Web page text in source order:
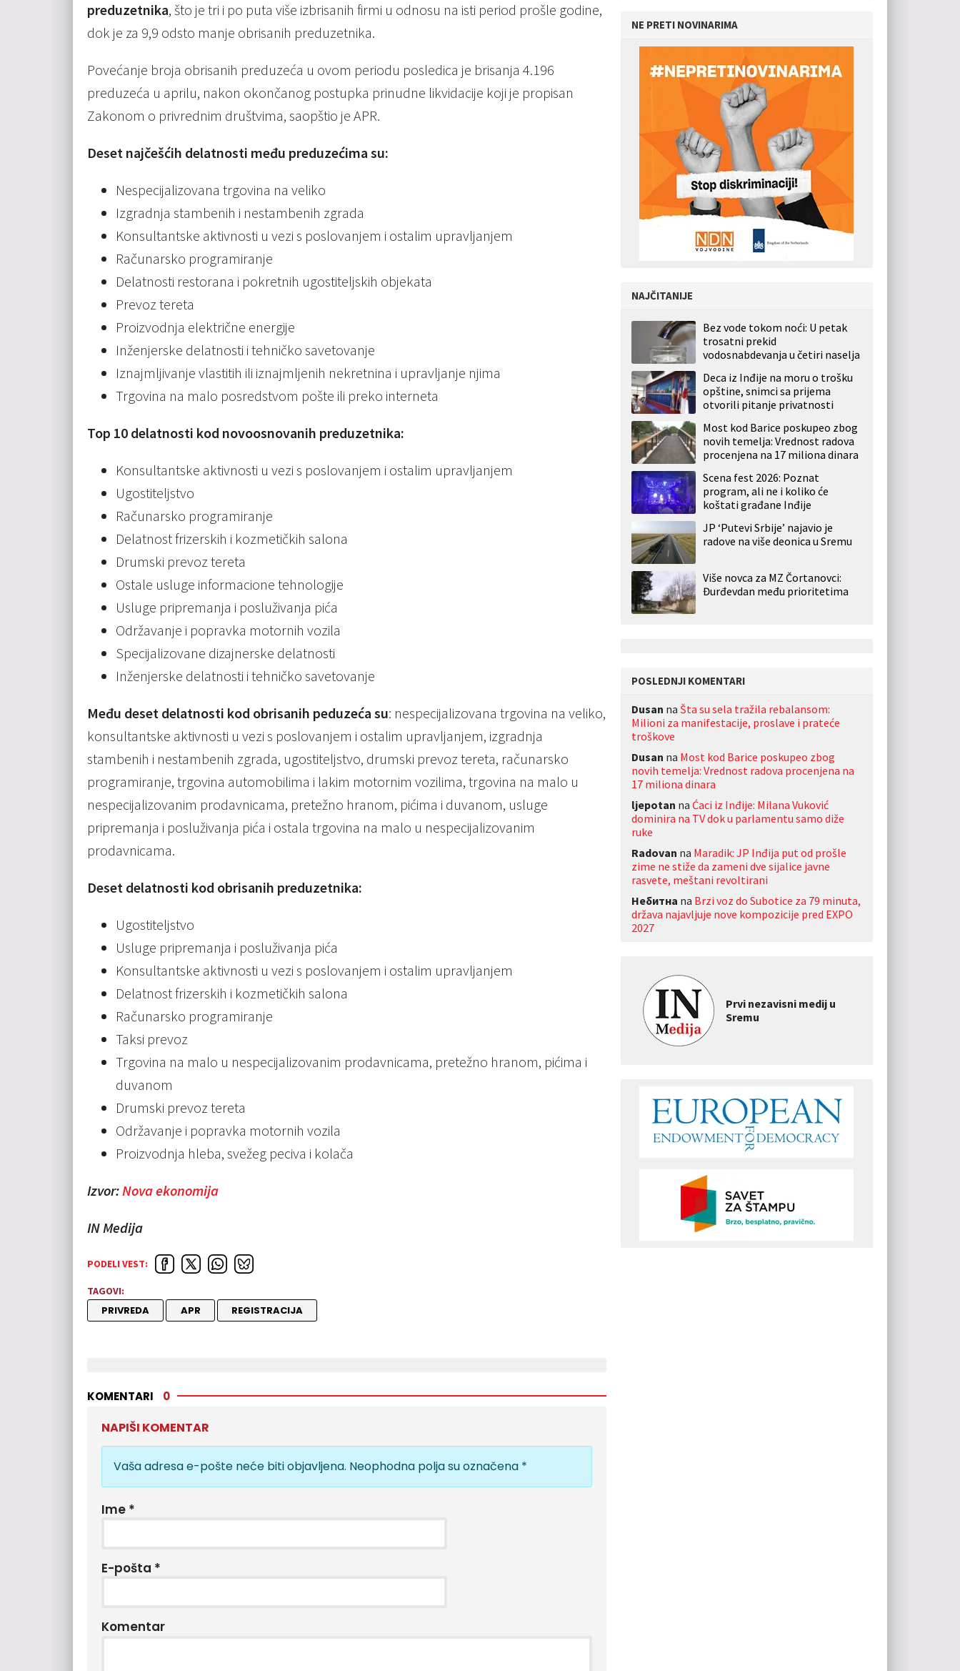
preduzetnika, što je tri i po puta više izbrisanih firmi u odnosu na isti period prošle godine,
dok je za 9,9 odsto manje obrisanih preduzetnika.
Povećanje broja obrisanih preduzeća u ovom periodu posledica je brisanja 4.196
preduzeća u aprilu, nakon okončanog postupka prinudne likvidacije koji je propisan
Zakonom o privrednim društvima, saopštio je APR.
Deset najčešćih delatnosti među preduzećima su:
Nespecijalizovana trgovina na veliko
Izgradnja stambenih i nestambenih zgrada
Konsultantske aktivnosti u vezi s poslovanjem i ostalim upravljanjem
Računarsko programiranje
Delatnosti restorana i pokretnih ugostiteljskih objekata
Prevoz tereta
Proizvodnja električne energije
Inženjerske delatnosti i tehničko savetovanje
Iznajmljivanje vlastitih ili iznajmljenih nekretnina i upravljanje njima
Trgovina na malo posredstvom pošte ili preko interneta
Top 10 delatnosti kod novoosnovanih preduzetnika:
Konsultantske aktivnosti u vezi s poslovanjem i ostalim upravljanjem
Ugostiteljstvo
Računarsko programiranje
Delatnost frizerskih i kozmetičkih salona
Drumski prevoz tereta
Ostale usluge informacione tehnologije
Usluge pripremanja i posluživanja pića
Održavanje i popravka motornih vozila
Specijalizovane dizajnerske delatnosti
Inženjerske delatnosti i tehničko savetovanje
Među deset delatnosti kod obrisanih peduzeća su: nespecijalizovana trgovina na veliko,
konsultantske aktivnosti u vezi s poslovanjem i ostalim upravljanjem, izgradnja
stambenih i nestambenih zgrada, ugostiteljstvo, drumski prevoz tereta, računarsko
programiranje, trgovina automobilima i lakim motornim vozilima, trgovina na malo u
nespecijalizovanim prodavnicama, pretežno hranom, pićima i duvanom, usluge
pripremanja i posluživanja pića i ostala trgovina na malo u nespecijalizovanim
prodavnicama.
Deset delatnosti kod obrisanih preduzetnika:
Ugostiteljstvo
Usluge pripremanja i posluživanja pića
Konsultantske aktivnosti u vezi s poslovanjem i ostalim upravljanjem
Delatnost frizerskih i kozmetičkih salona
Računarsko programiranje
Taksi prevoz
Trgovina na malo u nespecijalizovanim prodavnicama, pretežno hranom, pićima i
duvanom
Drumski prevoz tereta
Održavanje i popravka motornih vozila
Proizvodnja hleba, svežeg peciva i kolača
Izvor:Nova ekonomija
IN Medija
PODELI VEST:
TAGOVI:
PRIVREDA APR REGISTRACIJA
KOMENTARI 0
NAPIŠI KOMENTAR
Vaša adresa e-pošte neće biti objavljena. Neophodna polja su označena *
Ime *
E-pošta *
Komentar
NE PRETI NOVINARIMA
NAJČITANIJE
Bez vode tokom noći: U petak
trosatni prekid
vodosnabdevanja u četiri naselja
Deca iz Inđije na moru o trošku
opštine, snimci sa prijema
otvorili pitanje privatnosti
Most kod Barice poskupeo zbog
novih temelja: Vrednost radova
procenjena na 17 miliona dinara
Scena fest 2026: Poznat
program, ali ne i koliko će
koštati građane Inđije
JP ‘Putevi Srbije’ najavio je
radove na više deonica u Sremu
Više novca za MZ Čortanovci:
Đurđevdan među prioritetima
POSLEDNJI KOMENTARI
Dusan na Šta su sela tražila rebalansom:
Milioni za manifestacije, proslave i prateće
troškove
Dusan na Most kod Barice poskupeo zbog
novih temelja: Vrednost radova procenjena na
17 miliona dinara
ljepotan na Ćaci iz Inđije: Milana Vuković
dominira na TV dok u parlamentu samo diže
ruke
Radovan na Maradik: JP Inđija put od prošle
zime ne stiže da zameni dve sijalice javne
rasvete, meštani revoltirani
Небитна na Brzi voz do Subotice za 79 minuta,
država najavljuje nove kompozicije pred EXPO
2027
Prvi nezavisni medij u
Sremu